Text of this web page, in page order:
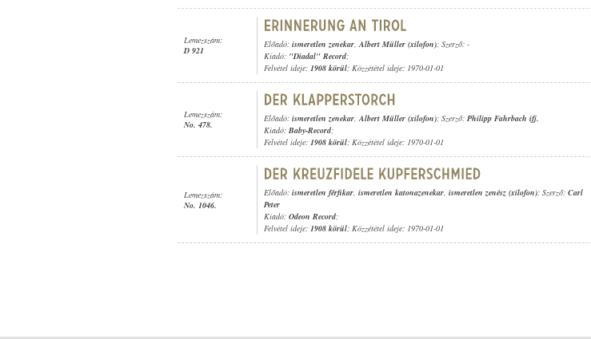
Lemezszám:
D 921
Előadó: ismeretlen zenekar,Albert Müller (xilofon); Szerző: -
Kiadó: "Diadal" Record;
Felvétel ideje: 1908 körül; Közzététel ideje: 1970-01-01
Lemezszám:
No. 478.
Előadó: ismeretlen zenekar,Albert Müller (xilofon); Szerző: Philipp Fahrbach ifj.
Kiadó: Baby-Record;
Felvétel ideje: 1908 körül; Közzététel ideje: 1970-01-01
Lemezszám:
No. 1046.
Előadó: ismeretlen férfikar, ismeretlen katonazenekar, ismeretlen zenész (xilofon); Szerző: Carl
Peter
Kiadó: Odeon Record;
Felvétel ideje: 1908 körül; Közzététel ideje: 1970-01-01